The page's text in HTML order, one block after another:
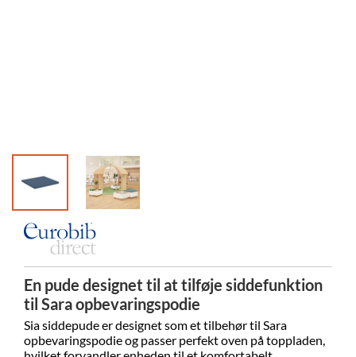
En pude designet til at tilføje siddefunktion
til Sara opbevaringspodie
Sia siddepude er designet som et tilbehør til Sara
opbevaringspodie og passer perfekt oven på toppladen,